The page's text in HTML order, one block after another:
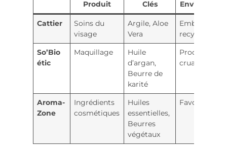
Produit
Clés
Cattier
Soins du
visage
Argile, Aloe
Vera
Emballages
recyclables
So’Bio
étic
Maquillage
Huile
d’argan,
Beurre de
karité
Produits
cruauté
Aroma-
Zone
Ingrédients
cosmétiques
Huiles
essentielles,
Beurres
végétaux
Favorise le